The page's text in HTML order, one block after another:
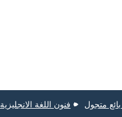
فنون اللغة الانجليزية متجول